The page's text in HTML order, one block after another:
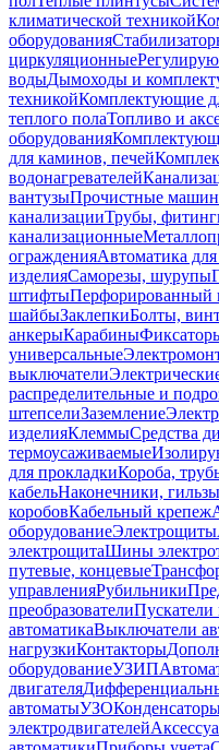
климатической техникой
оборудования
циркуляционные
водыДымоходы и
техникойКомплектующие
теплого полаТопливо и
оборудования
для каминов, печей
водонагревателей
вантузыПрочистные
канализацииТрубы,
канализационные
огражденияАвтоматика
изделияСаморезы, шурупы
штифтыПерфорированный
шайбыЗаклепкиБолты,
анкерыКарабины
универсальные
выключатели
распределительные и
штепселиЗаземление
изделияКлеммыСредства
термоусаживаемые
для прокладкиКороба,
кабельНаконечники,
коробовКабельный крепеж
оборудованиеЭлектрощиты
электрощитаШины
путевые, концевые
управленияРубильники
преобразователи
автоматикаВыключатели
нагрузкиКонтакторы
оборудованиеУЗИП
двигателя
автоматыУЗО
электродвигателей